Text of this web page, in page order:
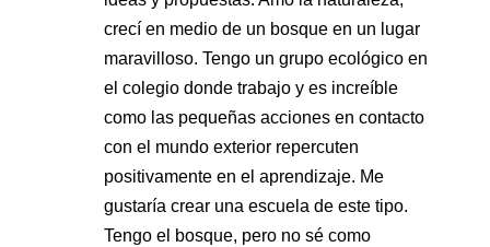
crecí en medio de un bosque en un lugar
maravilloso. Tengo un grupo ecológico en
el colegio donde trabajo y es increíble
como las pequeñas acciones en contacto
con el mundo exterior repercuten
positivamente en el aprendizaje. Me
gustaría crear una escuela de este tipo.
Tengo el bosque, pero no sé como